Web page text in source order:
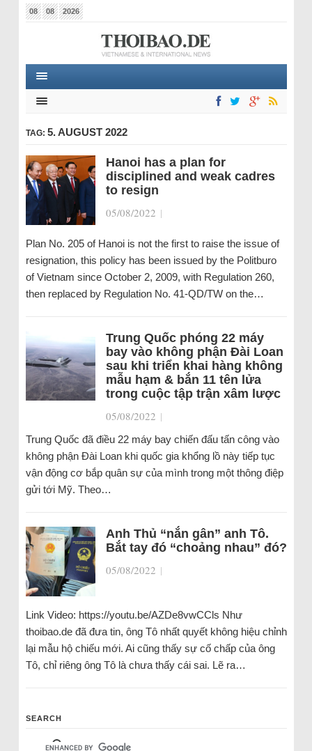
08 08 2026
TAG: 5. AUGUST 2022
Hanoi has a plan for
disciplined and weak cadres
to resign
05/08/2022 |
Plan No. 205 of Hanoi is not the first to raise the issue of
resignation, this policy has been issued by the Politburo
of Vietnam since October 2, 2009, with Regulation 260,
then replaced by Regulation No. 41-QD/TW on the…
Trung Quốc phóng 22 máy
bay vào không phận Đài Loan
sau khi triển khai hàng không
mẫu hạm & bắn 11 tên lửa
trong cuộc tập trận xâm lược
05/08/2022 |
Trung Quốc đã điều 22 máy bay chiến đấu tấn công vào
không phận Đài Loan khi quốc gia khổng lồ này tiếp tục
vận động cơ bắp quân sự của mình trong một thông điệp
gửi tới Mỹ. Theo…
Anh Thủ “nắn gân” anh Tô.
Bắt tay đó “choảng nhau” đó?
05/08/2022 |
Link Video: https://youtu.be/AZDe8vwCCls Như
thoibao.de đã đưa tin, ông Tô nhất quyết không hiệu chỉnh
lại mẫu hộ chiếu mới. Ai cũng thấy sự cố chấp của ông
Tô, chỉ riêng ông Tô là chưa thấy cái sai. Lẽ ra…
SEARCH